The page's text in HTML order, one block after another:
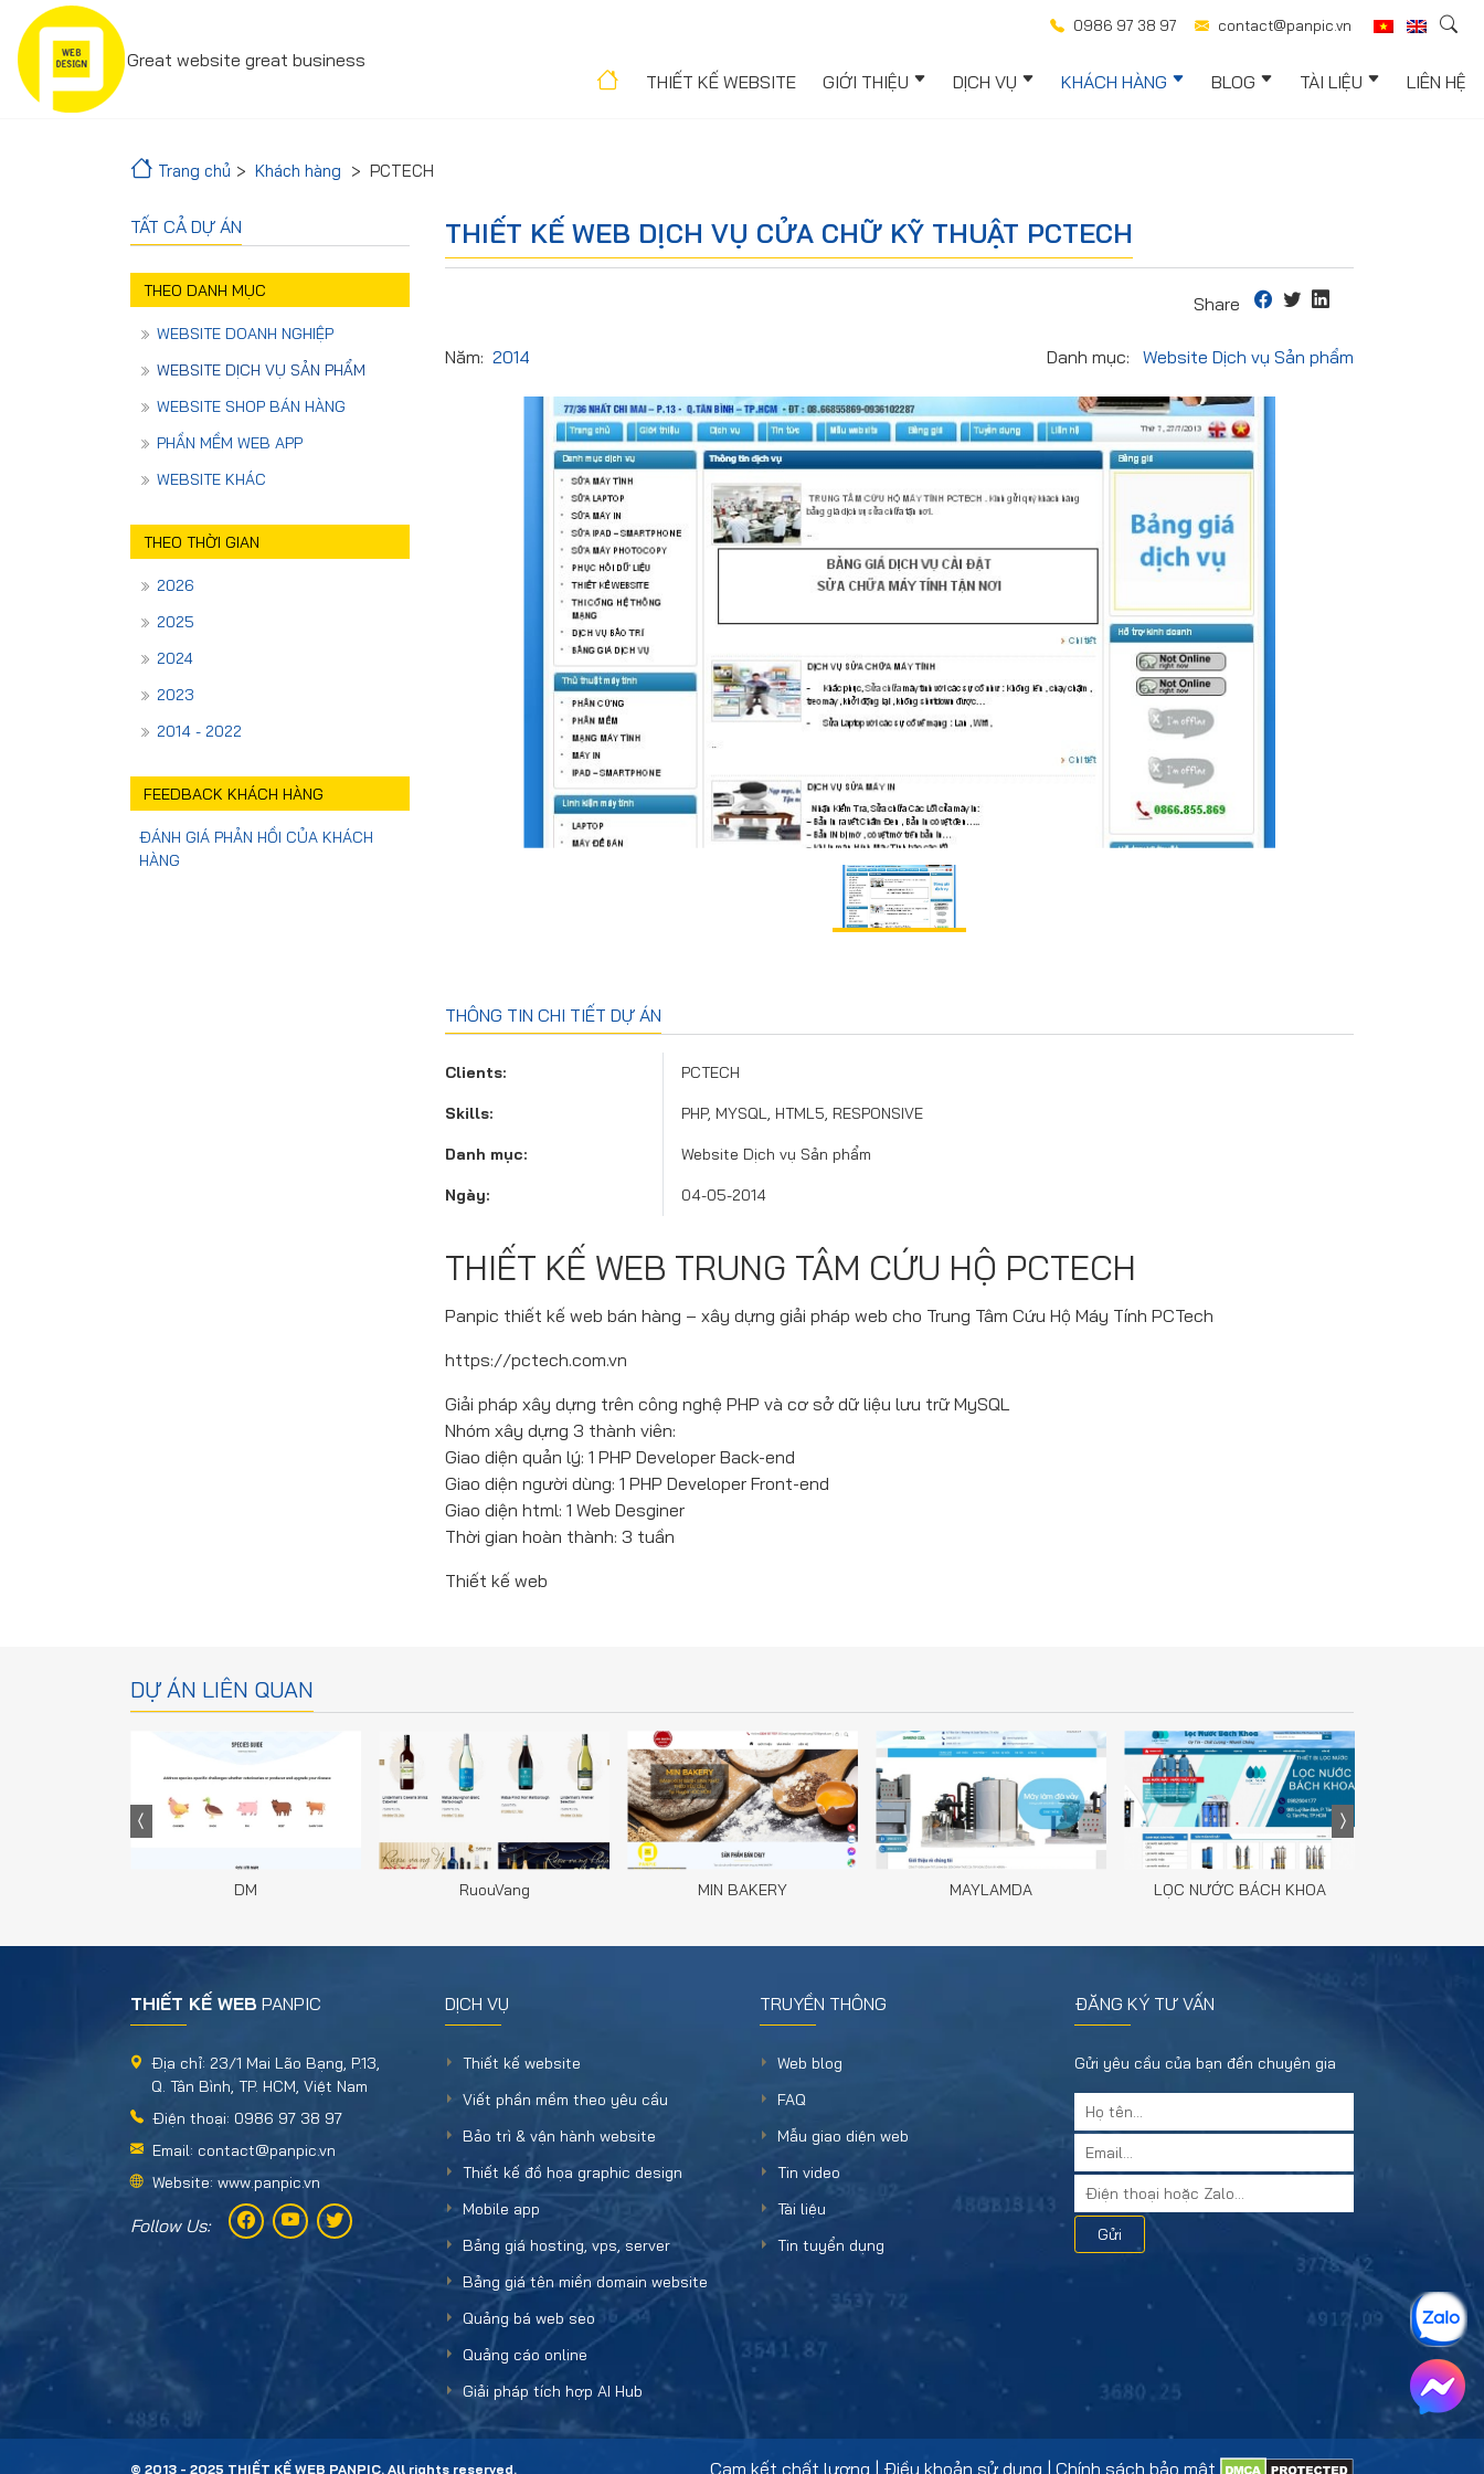
Great website great business
0986 97 38 97 contact@panpic.vn
THIẾT KẾ WEBSITE GIỚI THIỆU DỊCH VỤ KHÁCH HÀNG BLOG TÀI LIỆU LIÊN HỆ
Trang chủ Khách hàng PCTECH
THIẾT KẾ WEB DỊCH VỤ CỬA CHỮ KỸ THUẬT PCTECH
Share
Năm: 2014 Danh mục: Website Dịch vụ Sản phẩm
THÔNG TIN CHI TIẾT DỰ ÁN
Clients: PCTECH
Skills: PHP, MYSQL, HTML5, RESPONSIVE
Danh mục: Website Dịch vụ Sản phẩm
Ngày: 04-05-2014
THIẾT KẾ WEB TRUNG TÂM CỨU HỘ PCTECH
Panpic thiết kế web bán hàng – xây dựng giải pháp web cho Trung Tâm Cứu Hộ Máy Tính PCTech
https://pctech.com.vn
Giải pháp xây dựng trên công nghệ PHP và cơ sở dữ liệu lưu trữ MySQL
Nhóm xây dựng 3 thành viên:
Giao diện quản lý: 1 PHP Developer Back-end
Giao diện người dùng: 1 PHP Developer Front-end
Giao diện html: 1 Web Desginer
Thời gian hoàn thành: 3 tuần
Thiết kế web
TẤT CẢ DỰ ÁN
THEO DANH MỤC
WEBSITE DOANH NGHIỆP
WEBSITE DỊCH VỤ SẢN PHẨM
WEBSITE SHOP BÁN HÀNG
PHẦN MỀM WEB APP
WEBSITE KHÁC
THEO THỜI GIAN
2026
2025
2024
2023
2014 - 2022
FEEDBACK KHÁCH HÀNG
ĐÁNH GIÁ PHẢN HỒI CỦA KHÁCH
HÀNG
DỰ ÁN LIÊN QUAN
DM RuouVang MIN BAKERY MAYLAMDA LỌC NƯỚC BÁCH KHOA
THIẾT KẾ WEB PANPIC
Địa chỉ: 23/1 Mai Lão Bạng, P.13,
Q. Tân Bình, TP. HCM, Việt Nam
Điện thoại: 0986 97 38 97
Email: contact@panpic.vn
Website: www.panpic.vn
Follow Us:
DỊCH VỤ
Thiết kế website
Viết phần mềm theo yêu cầu
Bảo trì & vận hành website
Thiết kế đồ họa graphic design
Mobile app
Bảng giá hosting, vps, server
Bảng giá tên miền domain website
Quảng bá web seo
Quảng cáo online
Giải pháp tích hợp AI Hub
TRUYỀN THÔNG
Web blog
FAQ
Mẫu giao diện web
Tin video
Tài liệu
Tin tuyển dụng
ĐĂNG KÝ TƯ VẤN
Gửi yêu cầu của bạn đến chuyên gia
Gửi
© 2013 - 2025 THIẾT KẾ WEB PANPIC. All rights reserved. Cam kết chất lượng | Điều khoản sử dụng | Chính sách bảo mật